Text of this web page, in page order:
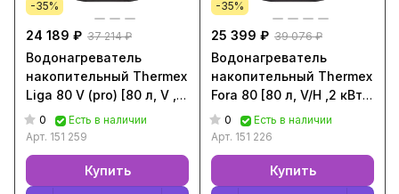
-35%
24 189 ₽ 37 214 ₽
Водонагреватель
накопительный Thermex
Liga 80 V (pro) [80 л, V ,2
кВт, Серый, 151 259]
0
Есть в наличии
Арт. 151 259
Купить
-35%
25 399 ₽ 39 076 ₽
Водонагреватель
накопительный Thermex
Fora 80 [80 л, V/H ,2 кВт,
Серый, 151 226]
0
Есть в наличии
Арт. 151 226
Купить